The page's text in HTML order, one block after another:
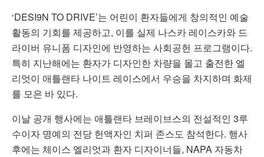
‘DESI9N TO DRIVE’는 어린이 환자들에게 창의적인 예술
활동의 기회를 제공하고, 이를 실제 나스카 레이스카와 드
라이버 유니폼 디자인에 반영하는 사회공헌 프로그램이다.
특히 지난해에는 환자가 디자인한 차량을 몰고 출전한 엘
리엇이 애틀랜타 나이트 레이스에서 우승을 차지하며 화제
를 모은 바 있다.
이날 공개 행사에는 애틀랜타 브레이브스의 전설적인 3루
수이자 명예의 전당 헌액자인 치퍼 존스도 참석한다. 행사
후에는 체이스 엘리엇과 환자 디자이너들, NAPA 자동차